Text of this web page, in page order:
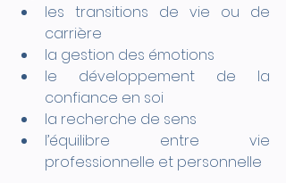
les transitions de vie ou de
carrière
la gestion des émotions
le développement de la
confiance en soi
la recherche de sens
l’équilibre entre vie
professionnelle et personnelle